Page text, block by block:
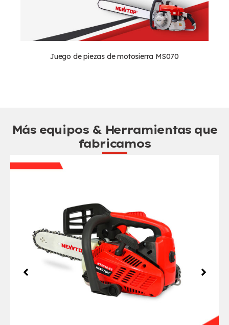
Juego de piezas de motosierra MS070
Más equipos & Herramientas que
fabricamos